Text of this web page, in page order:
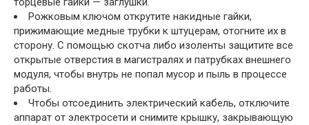
Рожковым ключом открутите накидные гайки,
прижимающие медные трубки к штуцерам, отогните их в
сторону. С помощью скотча либо изоленты защитите все
открытые отверстия в магистралях и патрубках внешнего
модуля, чтобы внутрь не попал мусор и пыль в процессе
работы.
Чтобы отсоединить электрический кабель, отключите
аппарат от электросети и снимите крышку, закрывающую